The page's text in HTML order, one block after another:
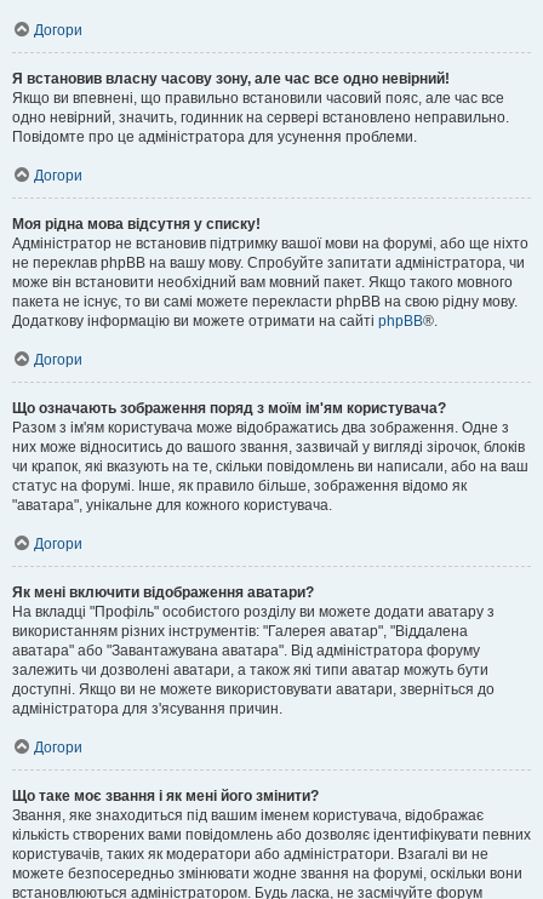
Догори
Я встановив власну часову зону, але час все одно невірний!
Якщо ви впевнені, що правильно встановили часовий пояс, але час все
одно невірний, значить, годинник на сервері встановлено неправильно.
Повідомте про це адміністратора для усунення проблеми.
Догори
Моя рідна мова відсутня у списку!
Адміністратор не встановив підтримку вашої мови на форумі, або ще ніхто
не переклав phpBB на вашу мову. Спробуйте запитати адміністратора, чи
може він встановити необхідний вам мовний пакет. Якщо такого мовного
пакета не існує, то ви самі можете перекласти phpBB на свою рідну мову.
Додаткову інформацію ви можете отримати на сайті phpBB®.
Догори
Що означають зображення поряд з моїм ім'ям користувача?
Разом з ім'ям користувача може відображатись два зображення. Одне з
них може відноситись до вашого звання, зазвичай у вигляді зірочок, блоків
чи крапок, які вказують на те, скільки повідомлень ви написали, або на ваш
статус на форумі. Інше, як правило більше, зображення відомо як
"аватара", унікальне для кожного користувача.
Догори
Як мені включити відображення аватари?
На вкладці "Профіль" особистого розділу ви можете додати аватару з
використанням різних інструментів: "Галерея аватар", "Віддалена
аватара" або "Завантажувана аватара". Від адміністратора форуму
залежить чи дозволені аватари, а також які типи аватар можуть бути
доступні. Якщо ви не можете використовувати аватари, зверніться до
адміністратора для з'ясування причин.
Догори
Що таке моє звання і як мені його змінити?
Звання, яке знаходиться під вашим іменем користувача, відображає
кількість створених вами повідомлень або дозволяє ідентифікувати певних
користувачів, таких як модератори або адміністратори. Взагалі ви не
можете безпосередньо змінювати жодне звання на форумі, оскільки вони
встановлюються адміністратором. Будь ласка, не засмічуйте форум